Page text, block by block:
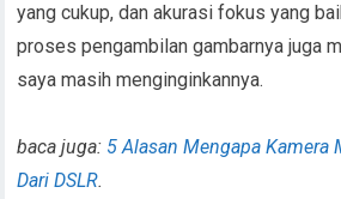
yang cukup, dan akurasi fokus yang
proses pengambilan gambarnya juga
saya masih menginginkannya.
baca juga: 5 Alasan Mengapa Kamera
Dari DSLR.